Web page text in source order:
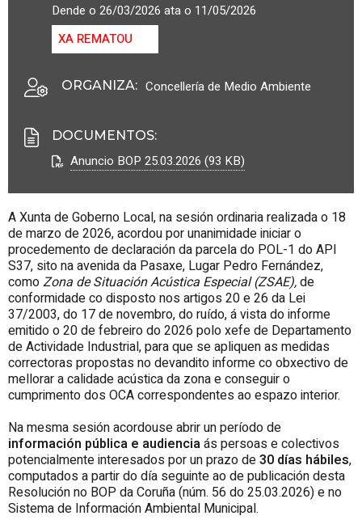
Dende o 26/03/2026 ata o 11/05/2026
XA REMATOU
ORGANIZA: Concellería de Medio Ambiente
DOCUMENTOS:
Anuncio BOP 25.03.2026 (93 KB)
A Xunta de Goberno Local, na sesión ordinaria realizada o 18
de marzo de 2026, acordou por unanimidade iniciar o
procedemento de declaración da parcela do POL-1 do API
S37, sito na avenida da Pasaxe, Lugar Pedro Fernández,
comoZona de Situación Acústica Especial (ZSAE),de
conformidade co disposto nos artigos 20 e 26 da Lei
37/2003, do 17 de novembro, do ruído, á vista do informe
emitido o 20 de febreiro do 2026 polo xefe de Departamento
de Actividade Industrial, para que se apliquen as medidas
correctoras propostas no devandito informe co obxectivo de
mellorar a calidade acústica da zona e conseguir o
cumprimento dos OCA correspondentes ao espazo interior.
Na mesma sesión acordouse abrir un período de
información pública e audienciaás persoas e colectivos
potencialmente interesados por un prazo de30 días hábiles,
computados a partir do día seguinte ao de publicación desta
Resolución no BOP da Coruña (núm. 56 do 25.03.2026) e no
Sistema de Información Ambiental Municipal.